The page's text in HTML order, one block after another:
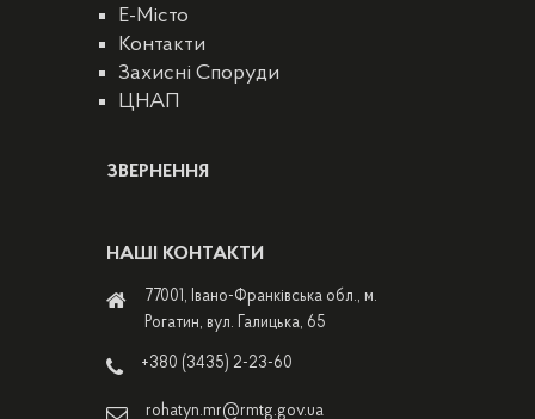
E-Місто
Контакти
Захисні Споруди
ЦНАП
ЗВЕРНЕННЯ
НАШІ КОНТАКТИ
77001, Івано-Франківська обл., м.
Рогатин, вул. Галицька, 65
+380 (3435) 2-23-60
rohatyn.mr@rmtg.gov.ua